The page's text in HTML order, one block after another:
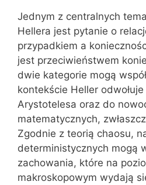
Jednym z centralnych
Hellera jest pytanie o
przypadkiem a
jest przeciwieństwem
dwie kategorie mogą
kontekście Heller
Arystotelesa oraz do
matematycznych,
Zgodnie z teorią chaosu,
deterministycznych mogą
zachowania, które na
makroskopowym wydają